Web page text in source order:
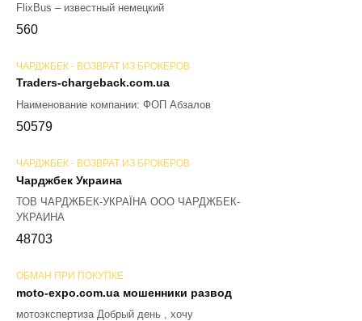
FlixBus – известный немецкий
560
ЧАРДЖБЕК - ВОЗВРАТ ИЗ БРОКЕРОВ
Traders-chargeback.com.ua
Наименование компании: ФОП Абзалов
50579
ЧАРДЖБЕК - ВОЗВРАТ ИЗ БРОКЕРОВ
Чарджбек Украина
ТОВ ЧАРДЖБЕК-УКРАЇНА ООО ЧАРДЖБЕК-
УКРАИНА
48703
ОБМАН ПРИ ПОКУПКЕ
moto-expo.com.ua мошенники развод
мотоэкспертиза Добрый день , хочу